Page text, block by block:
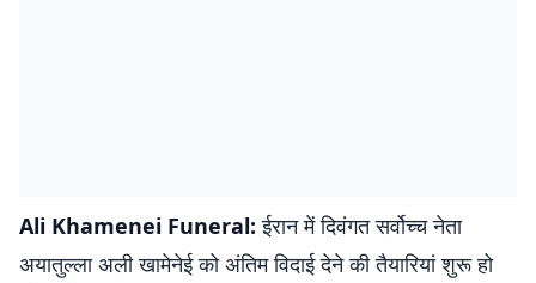
Ali Khamenei Funeral:ईरान में दिवंगत सर्वोच्च नेता
अयातुल्ला अली खामेनेई को अंतिम विदाई देने की तैयारियां शुरू हो